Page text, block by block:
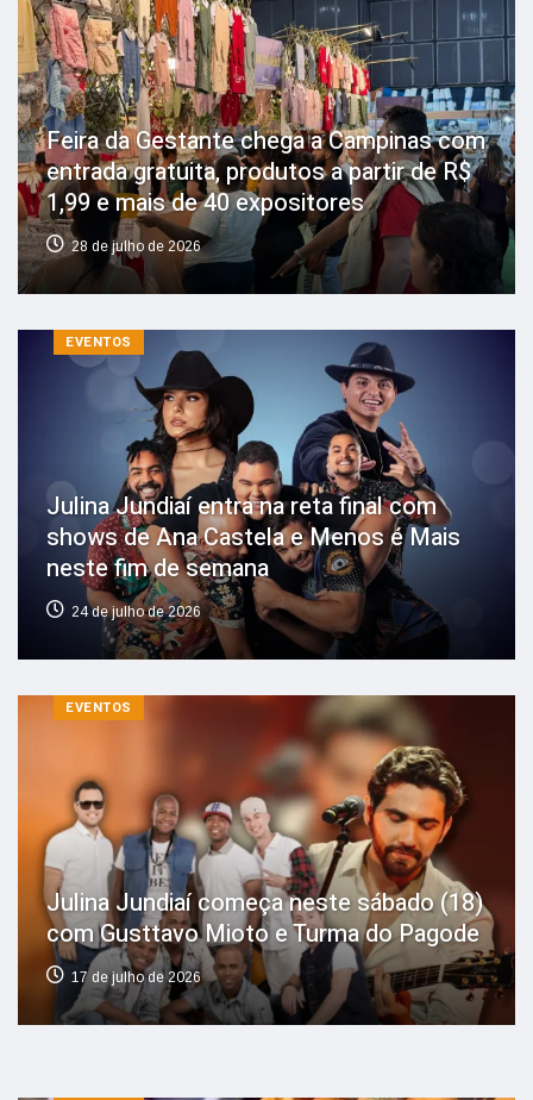
Feira da Gestante chega a Campinas com
entrada gratuita, produtos a partir de R$
1,99 e mais de 40 expositores
28 de julho de 2026
EVENTOS
Julina Jundiaí entra na reta final com
shows de Ana Castela e Menos é Mais
neste fim de semana
24 de julho de 2026
EVENTOS
Julina Jundiaí começa neste sábado (18)
com Gusttavo Mioto e Turma do Pagode
17 de julho de 2026